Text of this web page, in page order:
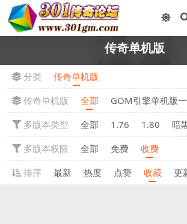
传奇单机版
分类
传奇单机版
传奇单机版
全部 GOM引擎单机版
多版本类型
全部 1.76 1.80 暗
多版本权限
全部 免费
收费
排序
最新 热度 点赞 收藏 更